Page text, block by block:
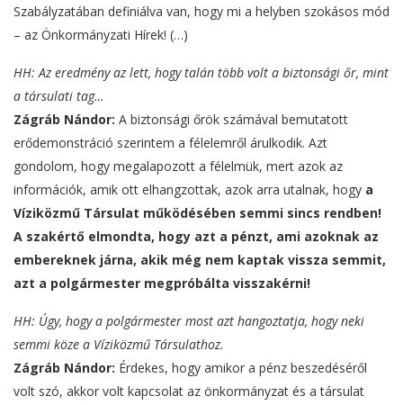
Szabályzatában definiálva van, hogy mi a helyben szokásos mód
– az Önkormányzati Hírek! (…)
HH: Az eredmény az lett, hogy talán több volt a biztonsági őr, mint
a társulati tag…
Zágráb Nándor: A biztonsági őrök számával bemutatott
erődemonstráció szerintem a félelemről árulkodik. Azt
gondolom, hogy megalapozott a félelmük, mert azok az
információk, amik ott elhangzottak, azok arra utalnak, hogy a
Víziközmű Társulat működésében semmi sincs rendben!
A szakértő elmondta, hogy azt a pénzt, ami azoknak az
embereknek járna, akik még nem kaptak vissza semmit,
azt a polgármester megpróbálta visszakérni!
HH: Úgy, hogy a polgármester most azt hangoztatja, hogy neki
semmi köze a Víziközmű Társulathoz.
Zágráb Nándor: Érdekes, hogy amikor a pénz beszedéséről
volt szó, akkor volt kapcsolat az önkormányzat és a társulat